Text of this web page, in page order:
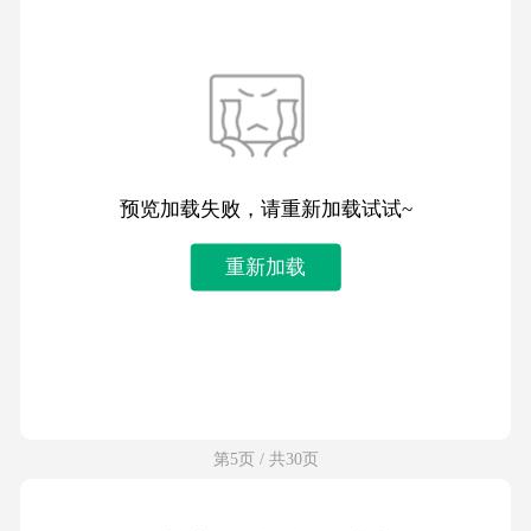
预览加载失败，请重新加载试试~
重新加载
第5页 / 共30页